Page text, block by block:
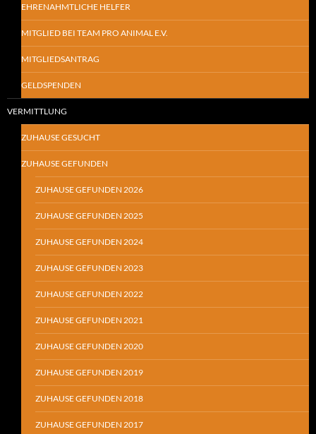
EHRENAHMTLICHE HELFER
MITGLIED BEI TEAM PRO ANIMAL E.V.
MITGLIEDSANTRAG
GELDSPENDEN
VERMITTLUNG
ZUHAUSE GESUCHT
ZUHAUSE GEFUNDEN
ZUHAUSE GEFUNDEN 2026
ZUHAUSE GEFUNDEN 2025
ZUHAUSE GEFUNDEN 2024
ZUHAUSE GEFUNDEN 2023
ZUHAUSE GEFUNDEN 2022
ZUHAUSE GEFUNDEN 2021
ZUHAUSE GEFUNDEN 2020
ZUHAUSE GEFUNDEN 2019
ZUHAUSE GEFUNDEN 2018
ZUHAUSE GEFUNDEN 2017